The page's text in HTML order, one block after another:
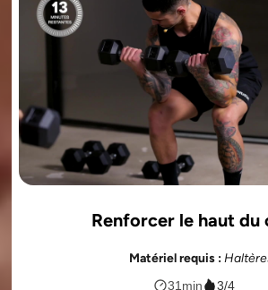
Renforcer le haut du
Matériel requis :
31min 3/4